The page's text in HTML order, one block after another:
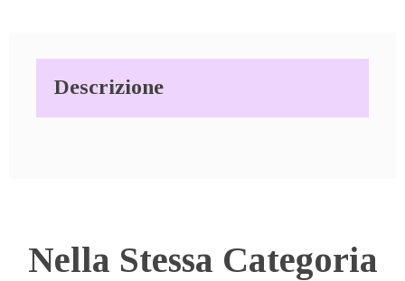
Descrizione
Nella Stessa Categoria